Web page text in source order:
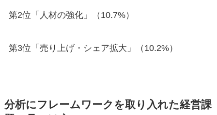
第2位「人材の強化」（10.7%）
第3位「売り上げ・シェア拡大」（10.2%）
分析にフレームワークを取り入れた経営課